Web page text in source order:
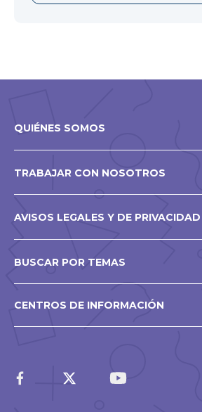
QUIÉNES SOMOS
TRABAJAR CON NOSOTROS
AVISOS LEGALES Y DE PRIVACIDAD
BUSCAR POR TEMAS
CENTROS DE INFORMACIÓN